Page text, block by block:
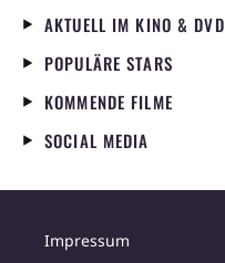
AKTUELL IM KINO & DVD
POPULÄRE STARS
KOMMENDE FILME
SOCIAL MEDIA
Impressum